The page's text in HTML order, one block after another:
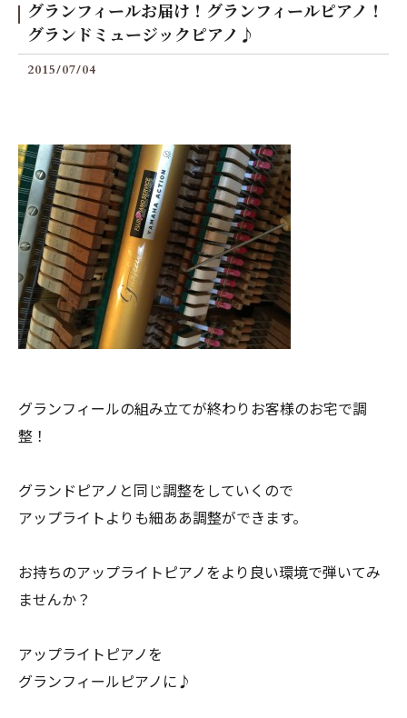
グランフィールお届け！グランフィールピアノ！
グランドミュージックピアノ♪
2015/07/04
グランフィールの組み立てが終わりお客様のお宅で調
整！
グランドピアノと同じ調整をしていくので
アップライトよりも細ああ調整ができます。
お持ちのアップライトピアノをより良い環境で弾いてみ
ませんか？
アップライトピアノを
グランフィールピアノに♪